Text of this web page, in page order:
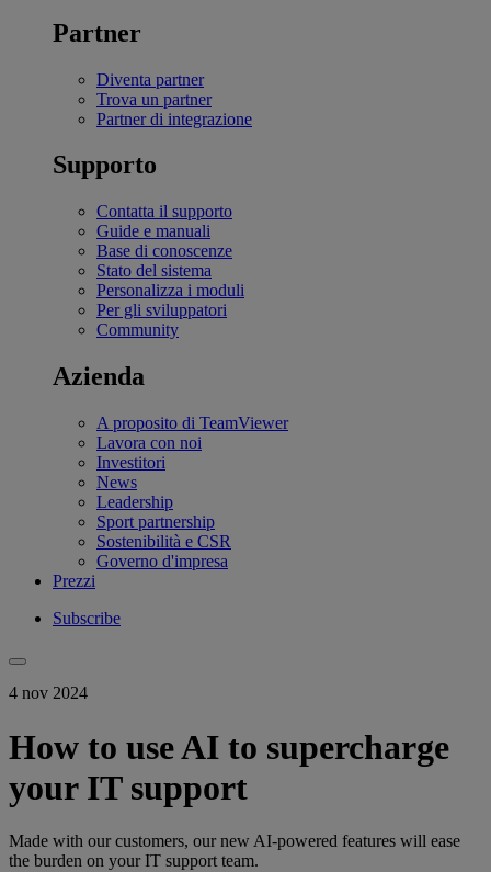
Partner
Diventa partner
Trova un partner
Partner di integrazione
Supporto
Contatta il supporto
Guide e manuali
Base di conoscenze
Stato del sistema
Personalizza i moduli
Per gli sviluppatori
Community
Azienda
A proposito di TeamViewer
Lavora con noi
Investitori
News
Leadership
Sport partnership
Sostenibilità e CSR
Governo d'impresa
Prezzi
Subscribe
4 nov 2024
How to use AI to supercharge
your IT support
Made with our customers, our new AI-powered features will ease
the burden on your IT support team.